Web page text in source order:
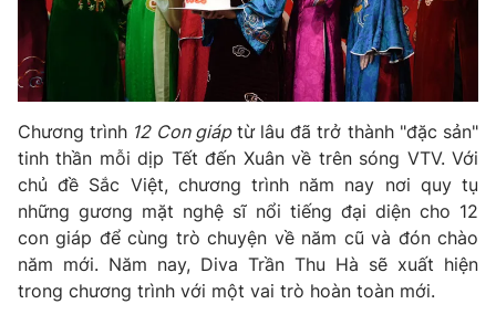
Hậu trường
Nhân vật
Khán giả
Giải sao mai
Giải trí
Điện ảnh
Sao
Đời sống
Du lịch
Làm đẹp
Chất lượng cuộc sống
Giáo dục
Tuyển sinh
Học trực tuyến
Công nghệ
Hitech Công nghệ tương lai
Sản phẩm
Giao lưu trực tuyến
Chương trình 12 Con giáptừ lâu đã trở thành "đặc sản"
tinh thần mỗi dịp Tết đến Xuân về trên sóng VTV. Với
chủ đề Sắc Việt, chương trình năm nay nơi quy tụ
những gương mặt nghệ sĩ nổi tiếng đại diện cho 12
con giáp để cùng trò chuyện về năm cũ và đón chào
năm mới. Năm nay, Diva Trần Thu Hà sẽ xuất hiện
trong chương trình với một vai trò hoàn toàn mới.